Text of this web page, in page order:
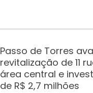
Passo de Torres
revitalização de 11
área central e
de R$ 2,7 milhões